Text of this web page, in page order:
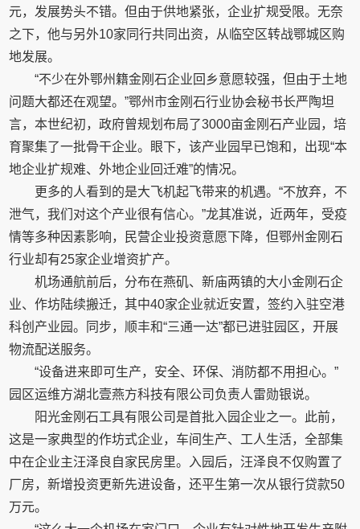
元，发展势头不错。但由于供地紧张，企业扩规受限。无奈
之下，他与另外10家同行共同出资，从临空区转战鄂城区购
地发展。
“不少在外鄂州籍金刚石企业回乡意愿较强，但由于土地
问题大都还在观望。”鄂州市金刚石行业协会秘书长严陶坦
言，本世纪初，政府曾规划布局了3000亩金刚石产业园，培
育聚集了一批骨干企业。眼下，该产业园早已饱和，出现“本
地企业扩规难、外地企业回迁难”的情况。
更多的人看到的是大飞机起飞带来的机遇。“不放弃，不
泄气，我们对这个产业很有信心。”龙其准说，近两年，受疫
情等多种因素影响，民营企业投资意愿下降，但鄂州金刚石
行业却有25家企业增资扩产。
机场通航前后，分布在燕矶、新庙两镇的大小金刚石企
业、作坊陆续搬迁，其中40家企业就近安置，签约入驻空港
科创产业园。同步，顺丰和“三通一达”都已进驻园区，开展
物流配送服务。
“设备进来即可生产，安全、环保、消防都不用担心。”
园区运维方湖北壹燕方科技有限公司负责人雷勋银说。
阳光金刚石工具有限公司是首批入园企业之一。此前，
这是一家典型的作坊式企业，车间生产、工人生活，全部集
中在企业主汪泽良自家民房里。入园后，汪泽良不仅购置了
厂房，新增投资更新先进设备，还平生第一次从银行贷款50
万元。